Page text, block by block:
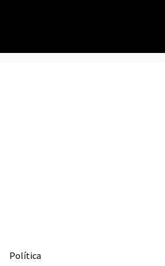
Política